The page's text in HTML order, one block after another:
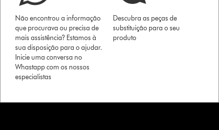
Não encontrou a informação
que procurava ou precisa de
mais assistência? Estamos à
sua disposição para o ajudar.
Inicie uma conversa no
Whastapp com os nossos
especialistas
Descubra as peças de
substituição para o seu
produto